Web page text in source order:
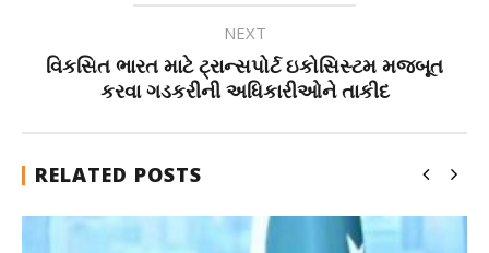
NEXT
વિકસિત ભારત માટે ટ્રાન્સપોર્ટ ઇકોસિસ્ટમ મજબૂત
કરવા ગડકરીની અધિકારીઓને તાકીદ
RELATED POSTS